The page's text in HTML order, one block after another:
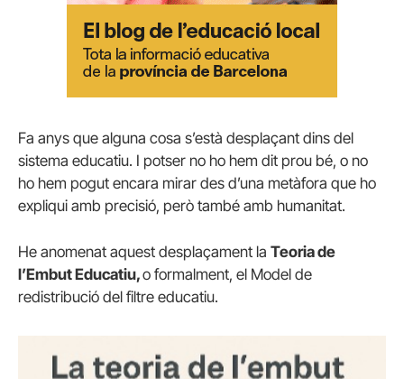
Fa anys que alguna cosa s’està desplaçant dins del
sistema educatiu. I potser no ho hem dit prou bé, o no
ho hem pogut encara mirar des d’una metàfora que ho
expliqui amb precisió, però també amb humanitat.
He anomenat aquest desplaçament la Teoria de
l’Embut Educatiu,o formalment, el Model de
redistribució del filtre educatiu.